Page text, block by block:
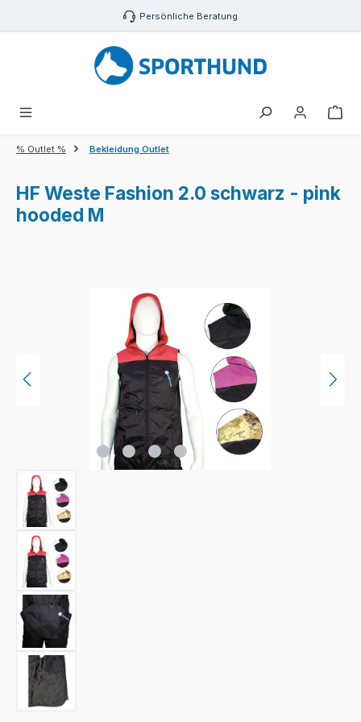
Zum Hauptinhalt springen Persönliche Beratung
% Outlet % Bekleidung Outlet
HF Weste Fashion 2.0 schwarz - pink
hooded M
Bildergalerie überspringen